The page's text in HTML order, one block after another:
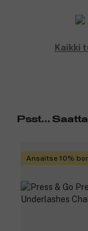
Kaikki
Psst...
Ansaitse 10%